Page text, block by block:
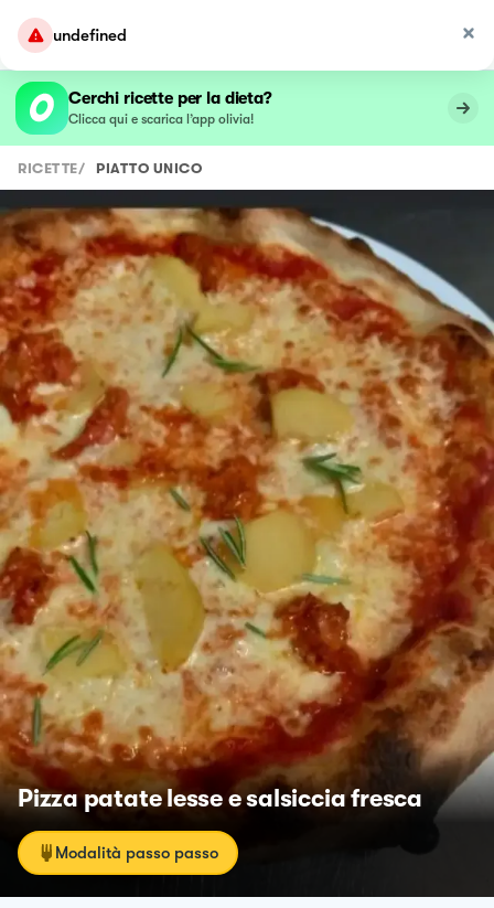
undefined
Cerchi ricette per la dieta?
Clicca qui e scarica l’app olivia!
RICETTE/ PIATTO UNICO
Pizza patate lesse e salsiccia fresca
Modalità passo passo